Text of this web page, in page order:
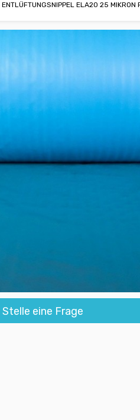
ENTLÜFTUNGSNIPPEL ELA20 25 MIKRON
Stelle eine Frage